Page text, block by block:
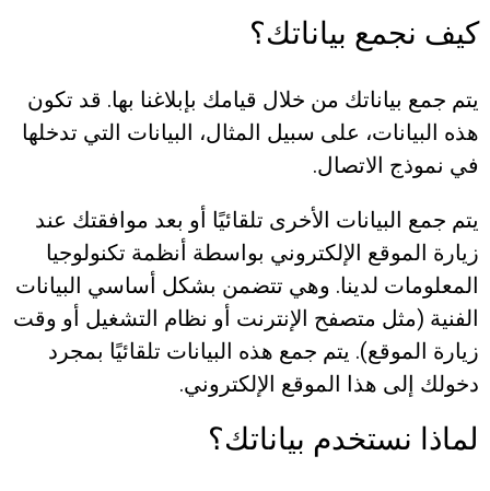
كيف نجمع بياناتك؟
يتم جمع بياناتك من خلال قيامك بإبلاغنا بها. قد تكون
هذه البيانات، على سبيل المثال، البيانات التي تدخلها
في نموذج الاتصال.
يتم جمع البيانات الأخرى تلقائيًا أو بعد موافقتك عند
زيارة الموقع الإلكتروني بواسطة أنظمة تكنولوجيا
المعلومات لدينا. وهي تتضمن بشكل أساسي البيانات
الفنية (مثل متصفح الإنترنت أو نظام التشغيل أو وقت
زيارة الموقع). يتم جمع هذه البيانات تلقائيًا بمجرد
دخولك إلى هذا الموقع الإلكتروني.
لماذا نستخدم بياناتك؟